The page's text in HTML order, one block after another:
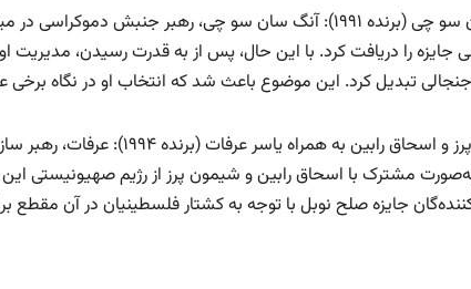
جایزه را دریافت کرد. با این حال، پس از به قدرت رسیدن، مدیریت
تبدیل کرد. این موضوع باعث شد که انتخاب او در نگاه
شیمون پرز و اسحاق رابین به
به‌صورت مشترک با اسحاق رابین و شیمون پرز از رژیم صهیونیستی
جایزه صلح نوبل با توجه به کشتار فلسطینیان در آن مقطع